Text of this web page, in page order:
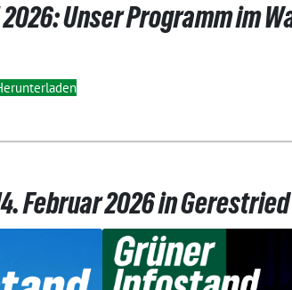
Unser Programm im
Februar 2026 in Gerestried